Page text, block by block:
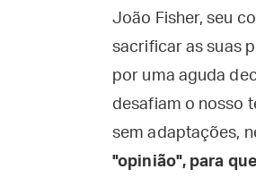
João Fisher, seu
sacrificar as suas
por uma aguda
desafiam o nosso
sem adaptações,
"opinião", para